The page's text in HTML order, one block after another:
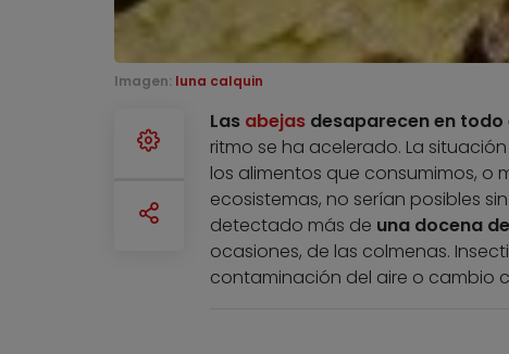
Imagen: luna calquin
Las abejasdesaparecen en todo
ritmo se ha acelerado. La
los alimentos que consumimos, o
ecosistemas, no serían posibles
detectado más de una docena
ocasiones, de las colmenas.
contaminación del aire o cambio